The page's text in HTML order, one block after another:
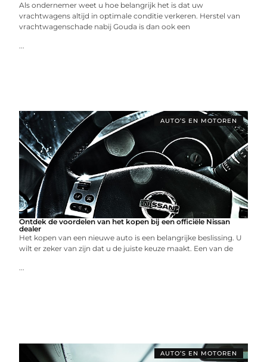
Als ondernemer weet u hoe belangrijk het is dat uw
vrachtwagens altijd in optimale conditie verkeren. Herstel van
vrachtwagenschade nabij Gouda is dan ook een
...
AUTO’S EN MOTOREN
Ontdek de voordelen van het kopen bij een officiële Nissan
dealer
Het kopen van een nieuwe auto is een belangrijke beslissing. U
wilt er zeker van zijn dat u de juiste keuze maakt. Een van de
...
AUTO’S EN MOTOREN